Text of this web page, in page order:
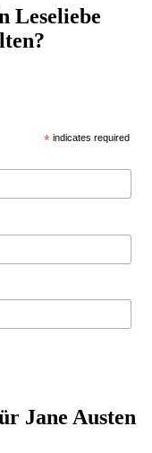
Leseliebe
* indicates required
Jane Austen